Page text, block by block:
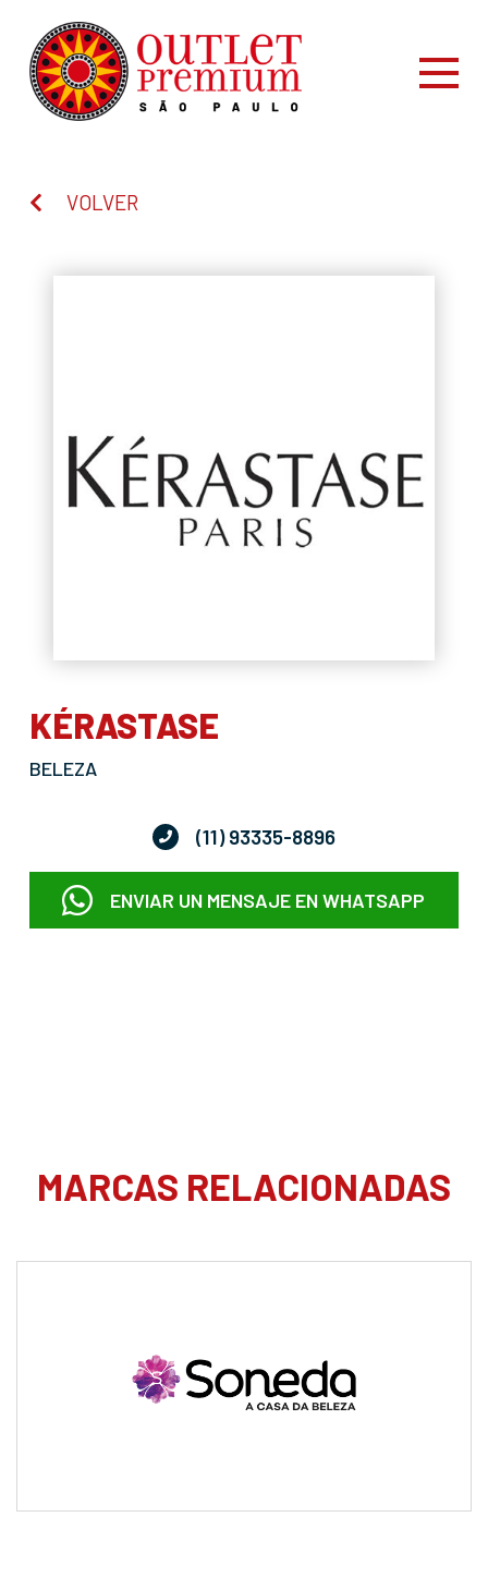
VOLVER
KÉRASTASE
BELEZA
(11) 93335-8896
ENVIAR UN MENSAJE EN WHATSAPP
MARCAS RELACIONADAS